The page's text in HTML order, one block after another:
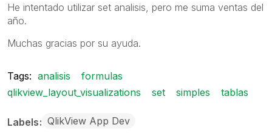
He intentado utilizar set analisis, pero me suma ventas del
año.
Muchas gracias por su ayuda.
Tags: analisis
formulas
qlikview_layout_visualizations
set simples tablas
Labels QlikView App Dev